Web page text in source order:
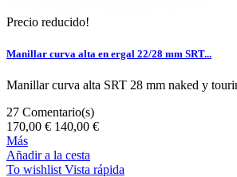
Precio reducido!
Manillar curva alta en ergal 22/28 mm SRT...
Manillar curva alta SRT 28 mm naked y
27 Comentario(s)
170,00 € 140,00 €
Más
Añadir a la cesta
To wishlist Vista rápida